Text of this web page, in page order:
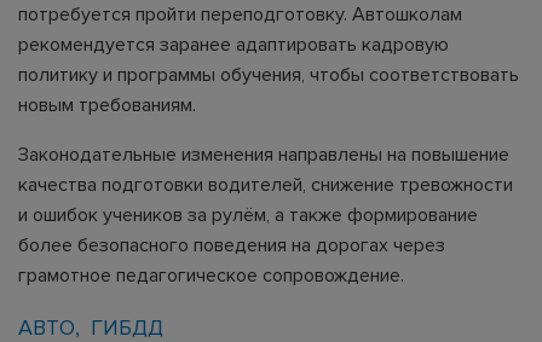
потребуется пройти переподготовку. Автошколам
рекомендуется заранее адаптировать кадровую
политику и программы обучения, чтобы соответствовать
новым требованиям.
Законодательные изменения направлены на повышение
качества подготовки водителей, снижение тревожности
и ошибок учеников за рулём, а также формирование
более безопасного поведения на дорогах через
грамотное педагогическое сопровождение.
АВТО ГИБДД